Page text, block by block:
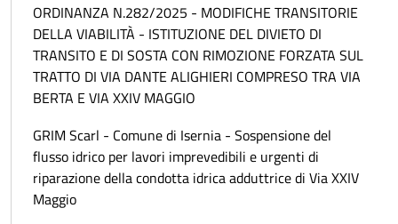
ORDINANZA N.282/2025 - MODIFICHE TRANSITORIE
DELLA VIABILITÀ - ISTITUZIONE DEL DIVIETO DI
TRANSITO E DI SOSTA CON RIMOZIONE FORZATA SUL
TRATTO DI VIA DANTE ALIGHIERI COMPRESO TRA VIA
BERTA E VIA XXIV MAGGIO
GRIM Scarl - Comune di Isernia - Sospensione del
flusso idrico per lavori imprevedibili e urgenti di
riparazione della condotta idrica adduttrice di Via XXIV
Maggio